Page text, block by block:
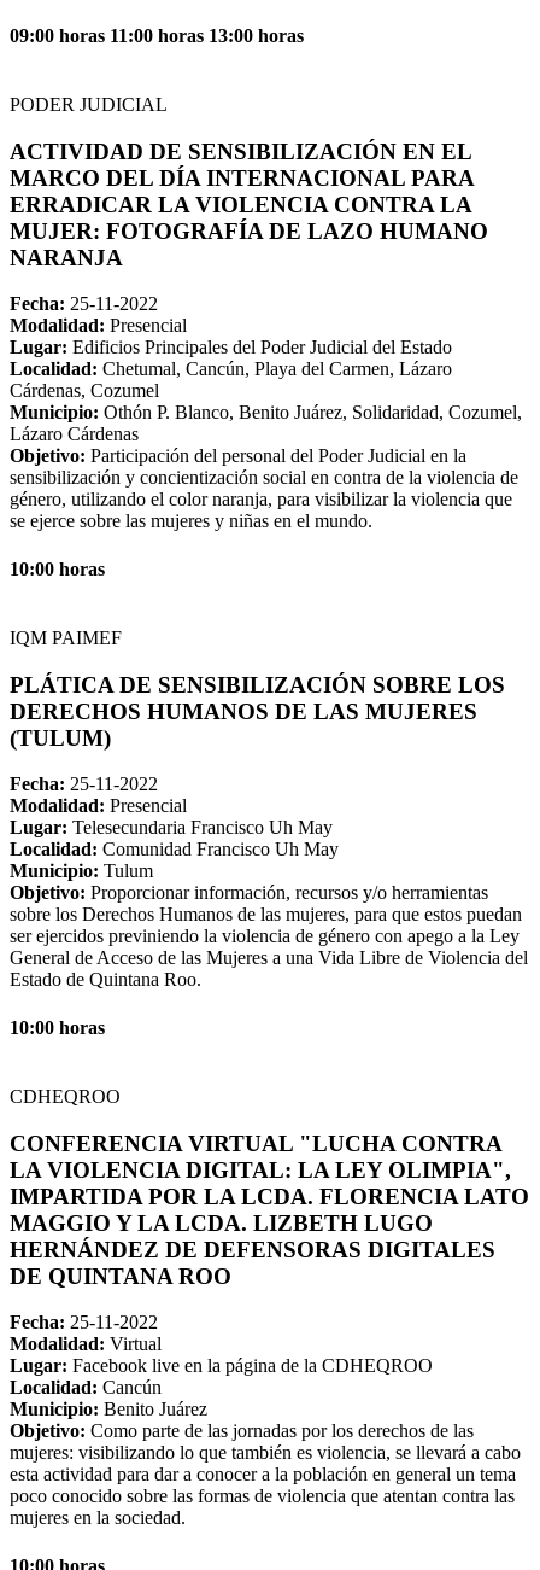
09:00 horas 11:00 horas 13:00 horas
PODER JUDICIAL
ACTIVIDAD DE SENSIBILIZACIÓN EN EL
MARCO DEL DÍA INTERNACIONAL PARA
ERRADICAR LA VIOLENCIA CONTRA LA
MUJER: FOTOGRAFÍA DE LAZO HUMANO
NARANJA
Fecha: 25-11-2022
Modalidad: Presencial
Lugar: Edificios Principales del Poder Judicial del Estado
Localidad: Chetumal, Cancún, Playa del Carmen, Lázaro
Cárdenas, Cozumel
Municipio: Othón P. Blanco, Benito Juárez, Solidaridad, Cozumel,
Lázaro Cárdenas
Objetivo: Participación del personal del Poder Judicial en la
sensibilización y concientización social en contra de la violencia de
género, utilizando el color naranja, para visibilizar la violencia que
se ejerce sobre las mujeres y niñas en el mundo.
10:00 horas
IQM PAIMEF
PLÁTICA DE SENSIBILIZACIÓN SOBRE LOS
DERECHOS HUMANOS DE LAS MUJERES
(TULUM)
Fecha: 25-11-2022
Modalidad: Presencial
Lugar: Telesecundaria Francisco Uh May
Localidad: Comunidad Francisco Uh May
Municipio: Tulum
Objetivo: Proporcionar información, recursos y/o herramientas
sobre los Derechos Humanos de las mujeres, para que estos puedan
ser ejercidos previniendo la violencia de género con apego a la Ley
General de Acceso de las Mujeres a una Vida Libre de Violencia del
Estado de Quintana Roo.
10:00 horas
CDHEQROO
CONFERENCIA VIRTUAL "LUCHA CONTRA
LA VIOLENCIA DIGITAL: LA LEY OLIMPIA",
IMPARTIDA POR LA LCDA. FLORENCIA LATO
MAGGIO Y LA LCDA. LIZBETH LUGO
HERNÁNDEZ DE DEFENSORAS DIGITALES
DE QUINTANA ROO
Fecha: 25-11-2022
Modalidad: Virtual
Lugar: Facebook live en la página de la CDHEQROO
Localidad: Cancún
Municipio: Benito Juárez
Objetivo: Como parte de las jornadas por los derechos de las
mujeres: visibilizando lo que también es violencia, se llevará a cabo
esta actividad para dar a conocer a la población en general un tema
poco conocido sobre las formas de violencia que atentan contra las
mujeres en la sociedad.
10:00 horas